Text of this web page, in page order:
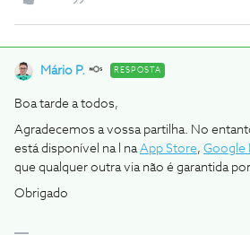
Mário P. RESPOSTA
Boa tarde a todos,
Agradecemos a vossa partilha. No
está disponível na l naApp Store, Google
que qualquer outra via não é garantida
Obrigado